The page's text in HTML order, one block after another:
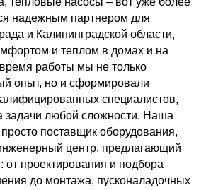
надежным партнером для
и Калининградской области,
и теплом в домах и на
работы мы не только
опыт, но и сформировали
специалистов,
задачи любой сложности. Наша
поставщик оборудования,
центр, предлагающий
от проектирования и подбора
до монтажа, пусконаладочных